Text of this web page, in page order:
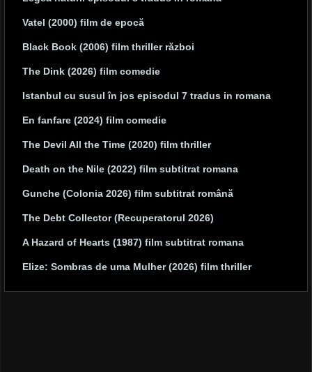
Vatel (2000) film de epocă
Black Book (2006) film thriller război
The Dink (2026) film comedie
Istanbul cu susul în jos episodul 7 tradus in romana
En fanfare (2024) film comedie
The Devil All the Time (2020) film thriller
Death on the Nile (2022) film subtitrat romana
Gunche (Colonia 2026) film subtitrat română
The Debt Collector (Recuperatorul 2026)
A Hazard of Hearts (1987) film subtitrat romana
Elize: Sombras de uma Mulher (2026) film thriller